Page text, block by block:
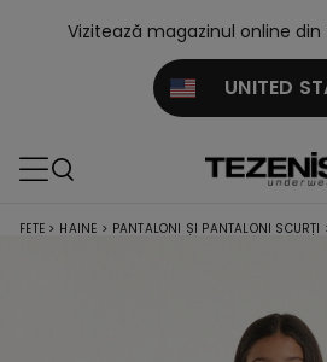
Vizitează magazinul online
UNITED
FETE > HAINE > PANTALONI ȘI PANTALONI SCURȚI